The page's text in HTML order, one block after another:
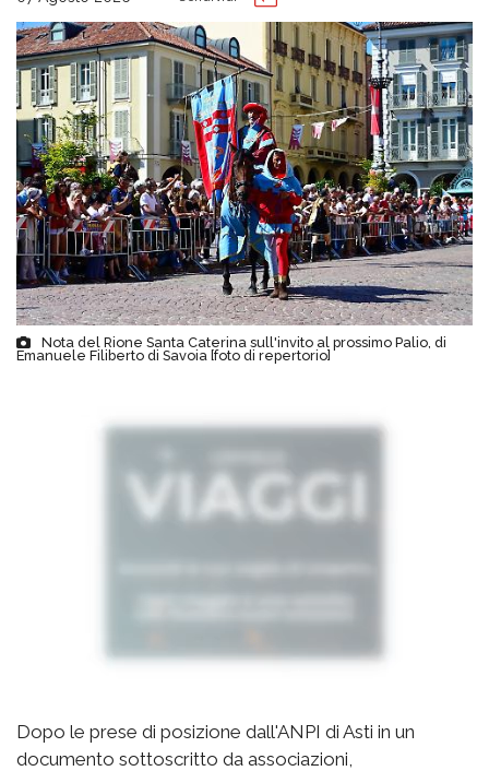
Nota del Rione Santa Caterina sull'invito al prossimo Palio, di
Emanuele Filiberto di Savoia [foto di repertorio]
Dopo le prese di posizione dall'ANPI di Asti in un
documento sottoscritto da associazioni,